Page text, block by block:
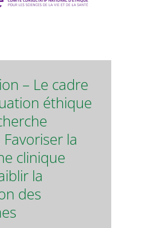
– Le cadre
éthique
la
clinique
la
des